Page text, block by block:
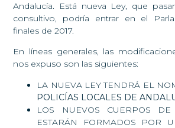
Andalucía. Está nueva Ley, que
consultivo, podría entrar en el
finales de 2017.
En líneas generales, las
nos expuso son las siguientes:
LA NUEVA LEY TENDRÁ EL
POLICÍAS LOCALES DE
LOS NUEVOS CUERPOS
ESTARÁN FORMADOS POR